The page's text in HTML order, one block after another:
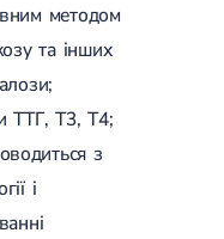
методом
та інших
ТТГ, Т3, Т4;
з
і